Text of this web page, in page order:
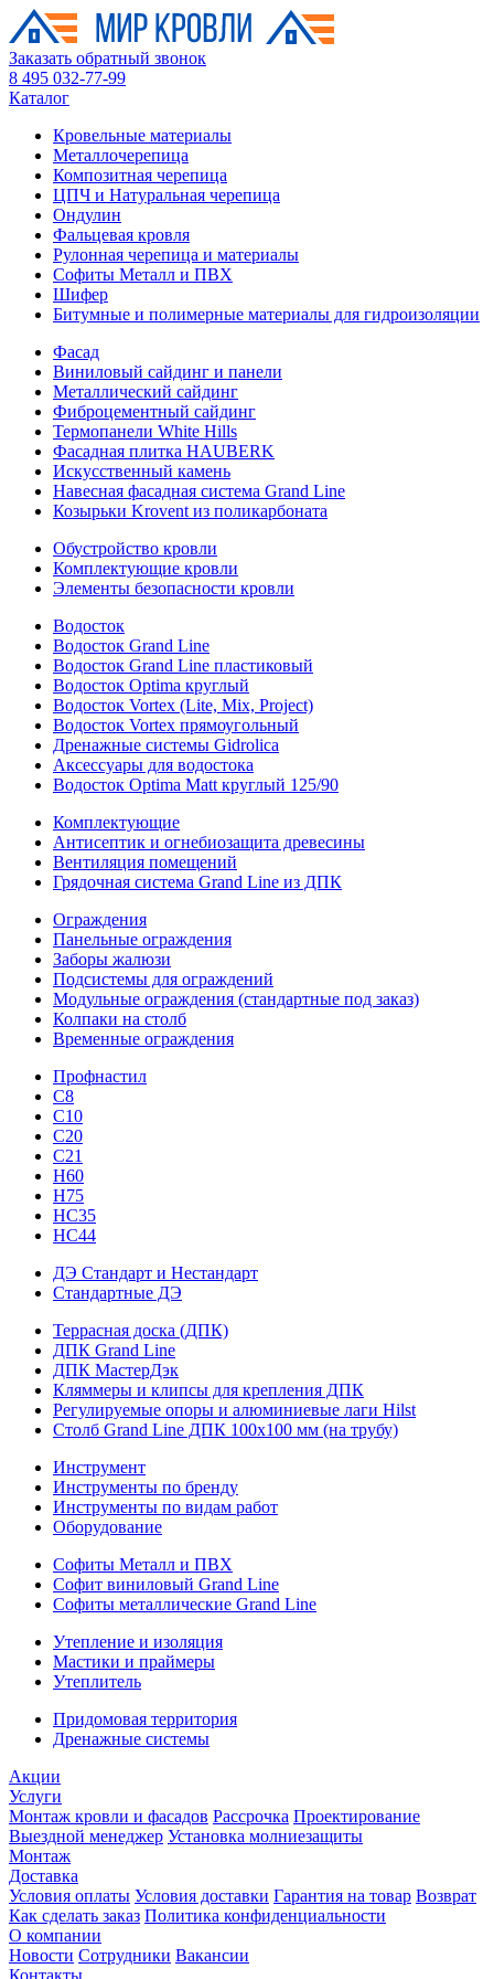
Заказать обратный звонок
8 495 032-77-99
Каталог
Кровельные материалы
Металлочерепица
Композитная черепица
ЦПЧ и Натуральная черепица
Ондулин
Фальцевая кровля
Рулонная черепица и материалы
Софиты Металл и ПВХ
Шифер
Битумные и полимерные материалы для гидроизоляции
Фасад
Виниловый сайдинг и панели
Металлический сайдинг
Фиброцементный сайдинг
Термопанели White Hills
Фасадная плитка HAUBERK
Искусственный камень
Навесная фасадная система Grand Line
Козырьки Krovent из поликарбоната
Обустройство кровли
Комплектующие кровли
Элементы безопасности кровли
Водосток
Водосток Grand Line
Водосток Grand Line пластиковый
Водосток Optima круглый
Водосток Vortex (Lite, Mix, Project)
Водосток Vortex прямоугольный
Дренажные системы Gidrolica
Аксессуары для водостока
Водосток Optima Matt круглый 125/90
Комплектующие
Антисептик и огнебиозащита древесины
Вентиляция помещений
Грядочная система Grand Line из ДПК
Ограждения
Панельные ограждения
Заборы жалюзи
Подсистемы для ограждений
Модульные ограждения (стандартные под заказ)
Колпаки на столб
Временные ограждения
Профнастил
С8
С10
С20
С21
H60
H75
HС35
НС44
ДЭ Стандарт и Нестандарт
Стандартные ДЭ
Террасная доска (ДПК)
ДПК Grand Line
ДПК МастерДэк
Кляммеры и клипсы для крепления ДПК
Регулируемые опоры и алюминиевые лаги Hilst
Столб Grand Line ДПК 100х100 мм (на трубу)
Инструмент
Инструменты по бренду
Инструменты по видам работ
Оборудование
Софиты Металл и ПВХ
Софит виниловый Grand Line
Софиты металлические Grand Line
Утепление и изоляция
Мастики и праймеры
Утеплитель
Придомовая территория
Дренажные системы
Акции
Услуги
Монтаж кровли и фасадов Рассрочка Проектирование
Выездной менеджер Установка молниезащиты
Монтаж
Доставка
Условия оплаты Условия доставки Гарантия на товар Возврат
Как сделать заказ Политика конфиденциальности
О компании
Новости Сотрудники Вакансии
Контакты